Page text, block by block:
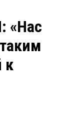
«Нас
к